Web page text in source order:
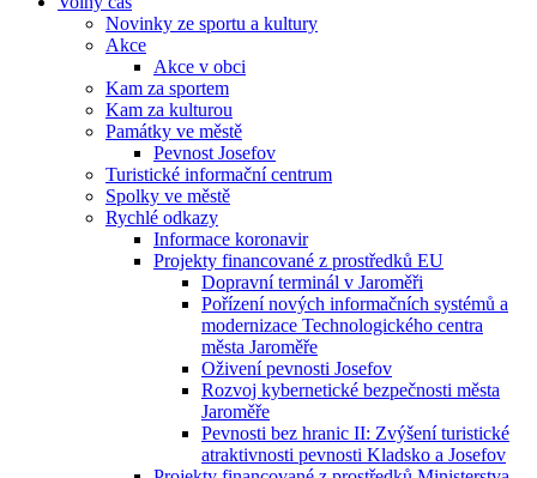
Novinky ze sportu a kultury
Akce
Akce v obci
Kam za sportem
Kam za kulturou
Památky ve městě
Pevnost Josefov
Turistické informační centrum
Spolky ve městě
Rychlé odkazy
Informace koronavir
Projekty financované z prostředků EU
Dopravní terminál v Jaroměři
Pořízení nových informačních systémů a
modernizace Technologického centra
města Jaroměře
Oživení pevnosti Josefov
Rozvoj kybernetické bezpečnosti města
Jaroměře
Pevnosti bez hranic II: Zvýšení turistické
atraktivnosti pevnosti Kladsko a Josefov